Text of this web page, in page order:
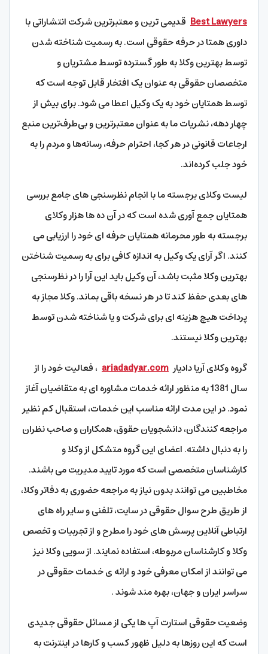
Best Lawyers قدیمی ترین و معتبرترین شرکت انتشاراتی با
داوری همتا در حرفه حقوقی است. به رسمیت شناخته شدن
توسط بهترین وکلا به طور گسترده توسط مشتریان و
متخصصان حقوقی به عنوان یک افتخار قابل توجه است که
توسط همتایان خود به یک وکیل اعطا می شود. برای بیش از
چهار دهه، نشریات ما به عنوان معتبرترین و بی‌طرف‌ترین منبع
ارجاعات قانونی در هر کجا، احترام حرفه، رسانه‌ها و مردم را به
خود جلب کرده‌اند.
لیست وکلای برجسته ما با انجام نظرسنجی های جامع بررسی
همتایان جمع آوری شده است که در آن ده ها هزار وکلای
برجسته به طور محرمانه همتایان حرفه ای خود را ارزیابی می
کنند. اگر آرای یک وکیل به اندازه کافی برای به رسمیت شناختن
بهترین وکلا مثبت باشد، آن وکیل باید این آرا را در نظرسنجی
های بعدی حفظ کند تا در هر نسخه باقی بماند. وکلا مجاز به
پرداخت هیچ هزینه ای برای شرکت و یا شناخته شدن توسط
بهترین وکلا نیستند.
گروه وکلای آریا دادیار ariadadyar.com ، فعالیت خود را از
سال 1381 به منظور ارائه خدمات مشاوره ای به متقاضیان آغاز
نمود. در این مدت ارائه مناسب این خدمات، استقبال کم نظیر
مراجعه کنندگان، دانشجویان حقوق، همکاران و صاحب نظران
را به دنبال داشته. اعضای این گروه متشکل از وکلا و
کارشناسان متخصصی است که مورد تایید مدیریت می باشند.
مخاطبین می توانند بدون نیاز به مراجعه حضوری به دفاتر وکلا،
از طریق طرح سوال حقوقی در سایت، تلفنی و سایر راه های
ارتباطی آنلاین پرسش های خود را مطرح و از تجربیات و تخصص
وکلا و کارشناسان مربوطه، استفاده نمایند. از سویی وکلا نیز
می توانند از امکان معرفی خود و ارائه ی خدمات حقوقی در
سراسر ایران و جهان، بهره مند شوند .
وضعیت حقوقی استارت آپ ها یکی از مسائل حقوقی جدیدی
است که این روزها به دلیل ظهور کسب و کارها در اینترنت به